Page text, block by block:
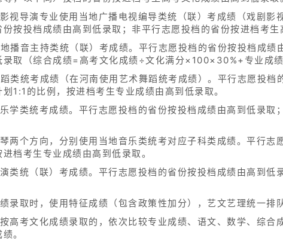
视导演专业使用当地广播电视编导类统（联）考成绩（戏剧影
按投档成绩由高到低录取；非平行志愿投档的省份按进档考生
播音主持类统（联）考成绩。平行志愿投档的省份按投档成绩
录取（综合成绩=高考文化成绩÷文化满分×100×30%+专业成
类统考成绩（在河南使用艺术舞蹈统考成绩）。平行志愿投档
1:1的比例，按进档考生专业成绩由高到低录取。
学类统考成绩。平行志愿投档的省份按投档成绩由高到低录取
两个方向，分别使用当地音乐类统考对应子科类成绩。平行志
档考生专业成绩由高到低录取。
类统（联）考成绩。平行志愿投档的省份按投档成绩由高到低
录取时，使用特征成绩（包含政策性加分），艺文艺理统一排队
高考文化成绩录取的，依次比较专业成绩、语文、数学、综合
。